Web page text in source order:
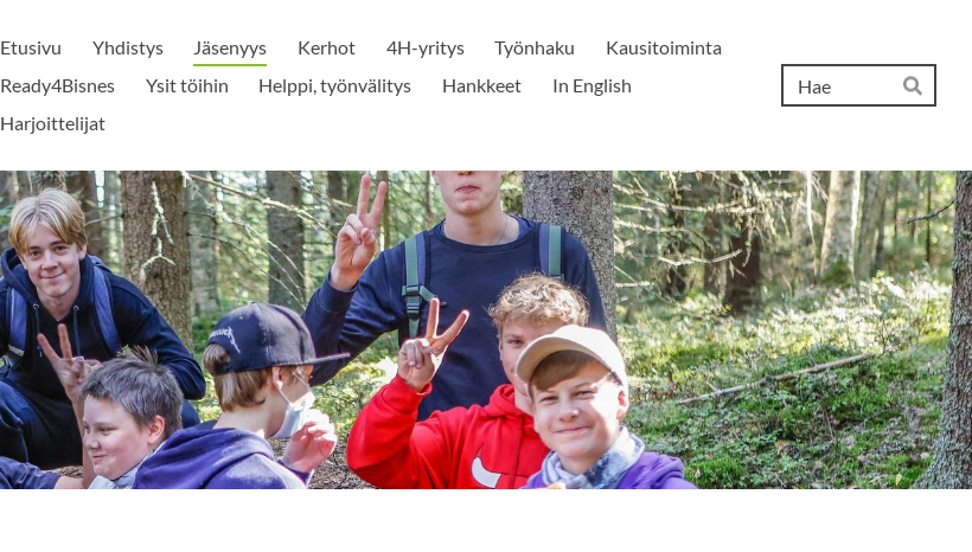
Etusivu Yhdistys Jäsenyys Kerhot 4H-yritys Työnhaku
Kausitoiminta
Ready4Bisnes
Ysit töihin Helppi, työnvälitys Hankkeet
In English
Harjoittelijat
Hae